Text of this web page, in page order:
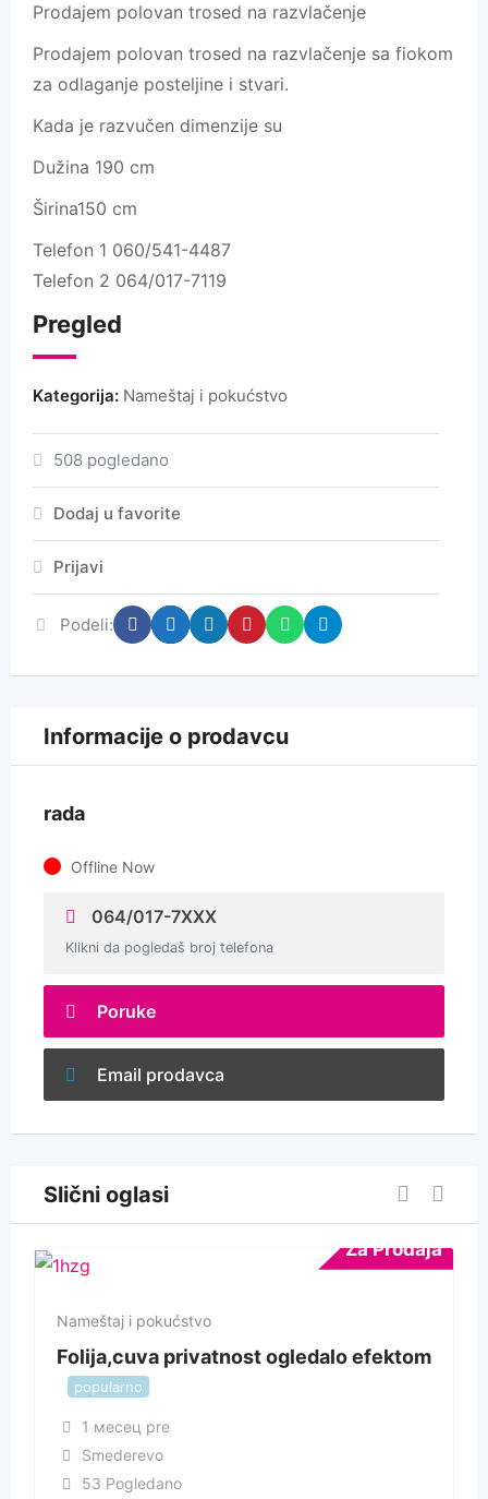
Prodajem polovan trosed na razvlačenje
Prodajem polovan trosed na razvlačenje sa fiokom
za odlaganje posteljine i stvari.
Kada je razvučen dimenzije su
Dužina 190 cm
Širina150 cm
Telefon 1 060/541-4487
Telefon 2 064/017-7119
Pregled
Kategorija: Nameštaj i pokućstvo
508 pogledano
Dodaj u favorite
Prijavi
Podeli:
Informacije o prodavcu
rada
Offline Now
064/017-7XXX
Klikni da pogledaš broj telefona
Poruke
Email prodavca
Slični oglasi
Za Prodaja
Nameštaj i pokućstvo
Folija,cuva privatnost ogledalo efektom
popularno
1 месец pre
Smederevo
53 Pogledano